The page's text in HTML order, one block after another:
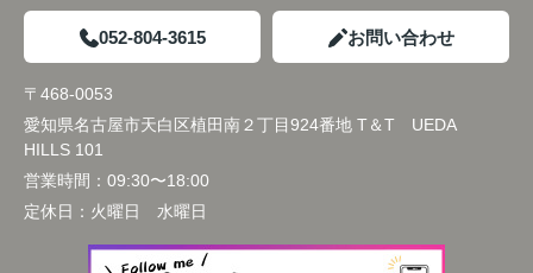
052-804-3615 お問い合わせ
〒468-0053
愛知県名古屋市天白区植田南２丁目924番地 T＆T UEDA
HILLS 101
営業時間： 09:30〜18:00
定休日： 火曜日 水曜日